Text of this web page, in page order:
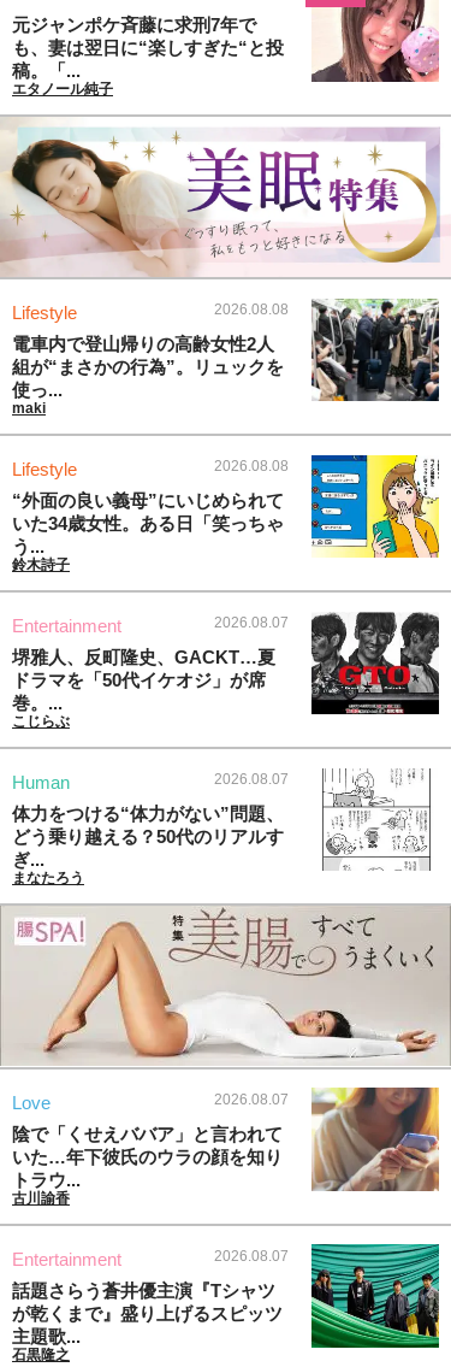
元ジャンポケ斉藤に求刑7年で
も、妻は翌日に“楽しすぎた“と投
稿。「...
エタノール純子
Lifestyle 2026.08.08
電車内で登山帰りの高齢女性2人
組が“まさかの行為”。リュックを
使っ...
maki
Lifestyle 2026.08.08
“外面の良い義母”にいじめられて
いた34歳女性。ある日「笑っちゃ
う...
鈴木詩子
Entertainment 2026.08.07
堺雅人、反町隆史、GACKT…夏
ドラマを「50代イケオジ」が席
巻。...
こじらぶ
Human 2026.08.07
体力をつける“体力がない”問題、
どう乗り越える？50代のリアルす
ぎ...
まなたろう
Love 2026.08.07
陰で「くせえババア」と言われて
いた…年下彼氏のウラの顔を知り
トラウ...
古川諭香
Entertainment 2026.08.07
話題さらう蒼井優主演『Tシャツ
が乾くまで』盛り上げるスピッツ
主題歌...
石黒隆之